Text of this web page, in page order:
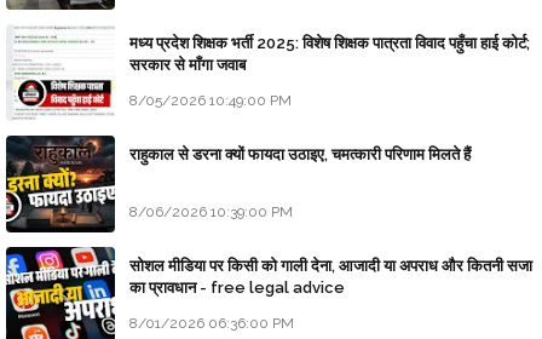
मध्य प्रदेश शिक्षक भर्ती 2025: विशेष शिक्षक पात्रता विवाद पहुँचा हाई कोर्ट;
सरकार से माँगा जवाब
8/05/2026 10:49:00 PM
राहुकाल से डरना क्यों फायदा उठाइए, चमत्कारी परिणाम मिलते हैं
8/06/2026 10:39:00 PM
सोशल मीडिया पर किसी को गाली देना, आजादी या अपराध और कितनी सजा
का प्रावधान - free legal advice
8/01/2026 06:36:00 PM